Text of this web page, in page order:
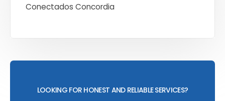
Conectados Concordia
LOOKING FOR HONEST AND RELIABLE SERVICES?